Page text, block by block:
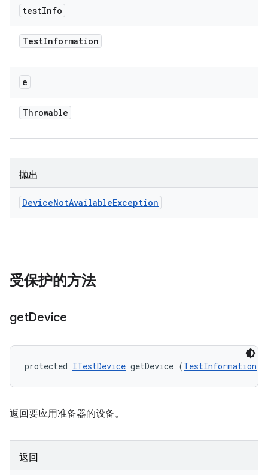
testInfo
TestInformation
e
Throwable
抛出
DeviceNotAvailableException
受保护的方法
getDevice
protected ITestDevice getDevice (TestInformation
返回要应用准备器的设备。
返回